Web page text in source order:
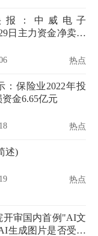
报：中威电子
日主力资金净卖出
热点
：保险业2022年投
金6.65亿元
热点
述)
热点
开审国内首例"AI文
生成图片是否受法